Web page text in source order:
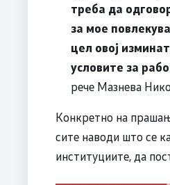
треба да
за мое
цел овој
условите за
рече Мазнева
Конкретно на
сите наводи што се
институциите, да